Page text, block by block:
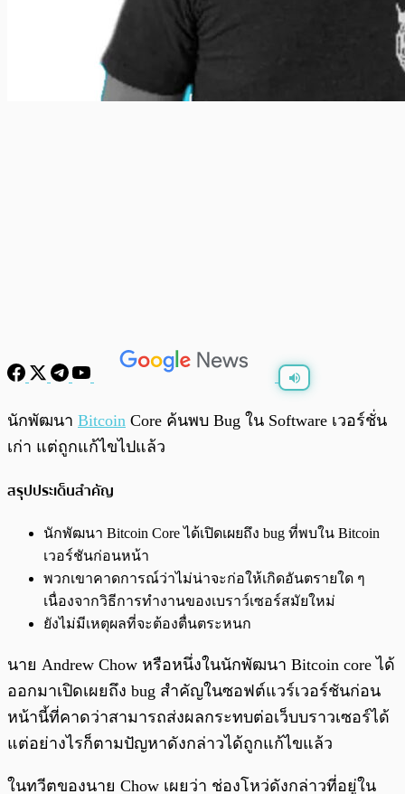
0:00
นักพัฒนา Bitcoin Core ค้นพบ Bug ใน Software เวอร์ชั่น
เก่า แต่ถูกแก้ไขไปแล้ว
สรุปประเด็นสำคัญ
นักพัฒนา Bitcoin Core ได้เปิดเผยถึง bug ที่พบใน Bitcoin
เวอร์ชันก่อนหน้า
พวกเขาคาดการณ์ว่าไม่น่าจะก่อให้เกิดอันตรายใด ๆ
เนื่องจากวิธีการทำงานของเบราว์เซอร์สมัยใหม่
ยังไม่มีเหตุผลที่จะต้องตื่นตระหนก
นาย Andrew Chow หรือหนึ่งในนักพัฒนา Bitcoin core ได้
ออกมาเปิดเผยถึง bug สำคัญในซอฟต์แวร์เวอร์ชันก่อน
หน้านี้ที่คาดว่าสามารถส่งผลกระทบต่อเว็บบราวเซอร์ได้
แต่อย่างไรก็ตามปัญหาดังกล่าวได้ถูกแก้ไขแล้ว
ในทวีตของนาย Chow เผยว่า ช่องโหว่ดังกล่าวที่อยู่ใน